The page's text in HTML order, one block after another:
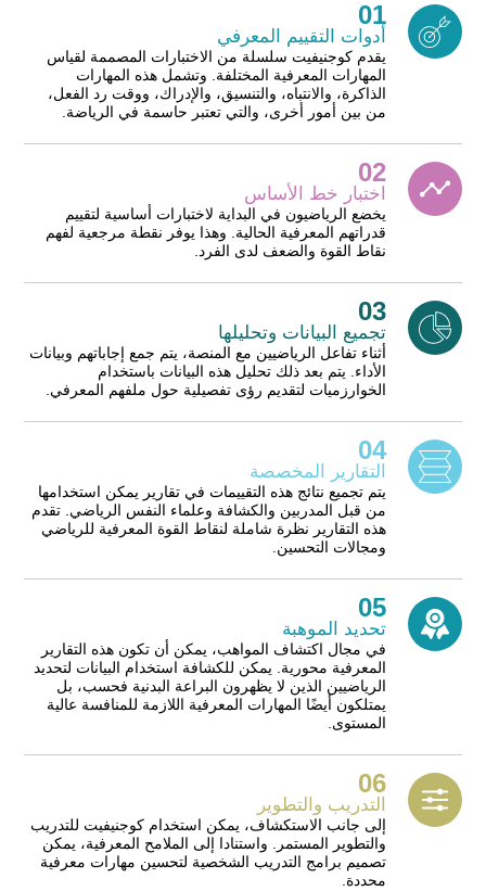
01
أدوات التقييم المعرفي
يقدم كوجنيفيت سلسلة من الاختبارات المصممة لقياس
المهارات المعرفية المختلفة. وتشمل هذه المهارات
الذاكرة، والانتباه، والتنسيق، والإدراك، ووقت رد الفعل،
من بين أمور أخرى، والتي تعتبر حاسمة في الرياضة.
02
اختبار خط الأساس
يخضع الرياضيون في البداية لاختبارات أساسية لتقييم
قدراتهم المعرفية الحالية. وهذا يوفر نقطة مرجعية لفهم
نقاط القوة والضعف لدى الفرد.
03
تجميع البيانات وتحليلها
أثناء تفاعل الرياضيين مع المنصة، يتم جمع إجاباتهم وبيانات
الأداء. يتم بعد ذلك تحليل هذه البيانات باستخدام
الخوارزميات لتقديم رؤى تفصيلية حول ملفهم المعرفي.
04
التقارير المخصصة
يتم تجميع نتائج هذه التقييمات في تقارير يمكن استخدامها
من قبل المدربين والكشافة وعلماء النفس الرياضي. تقدم
هذه التقارير نظرة شاملة لنقاط القوة المعرفية للرياضي
ومجالات التحسين.
05
تحديد الموهبة
في مجال اكتشاف المواهب، يمكن أن تكون هذه التقارير
المعرفية محورية. يمكن للكشافة استخدام البيانات لتحديد
الرياضيين الذين لا يظهرون البراعة البدنية فحسب، بل
يمتلكون أيضًا المهارات المعرفية اللازمة للمنافسة عالية
المستوى.
06
التدريب والتطوير
إلى جانب الاستكشاف، يمكن استخدام كوجنيفيت للتدريب
والتطوير المستمر. واستنادا إلى الملامح المعرفية، يمكن
تصميم برامج التدريب الشخصية لتحسين مهارات معرفية
محددة.